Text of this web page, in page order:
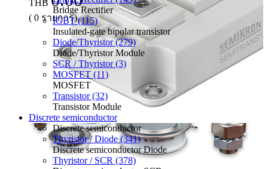
THB
( 0 รายการ)
Bridge Rectifier
IGBT (115)
Insulated-gate bipolar transistor
Diode/Thyristor (279)
Diode/Thyristor Module
SCR / Thyristor (3)
MOSFET (11)
MOSFET
Transistor (32)
Transistor Module
Discrete semiconductor
Discrete semiconductor
Thyristor / Diode (341)
Discrete semiconductor Diode
Thyristor / SCR (378)